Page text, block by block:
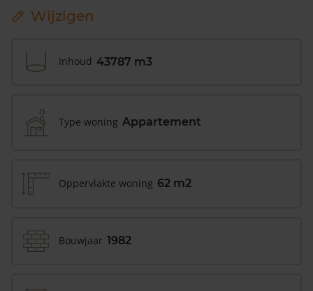
Wijzigen
Inhoud 43787 m3
Type woning Appartement
Oppervlakte woning 62 m2
Bouwjaar 1982